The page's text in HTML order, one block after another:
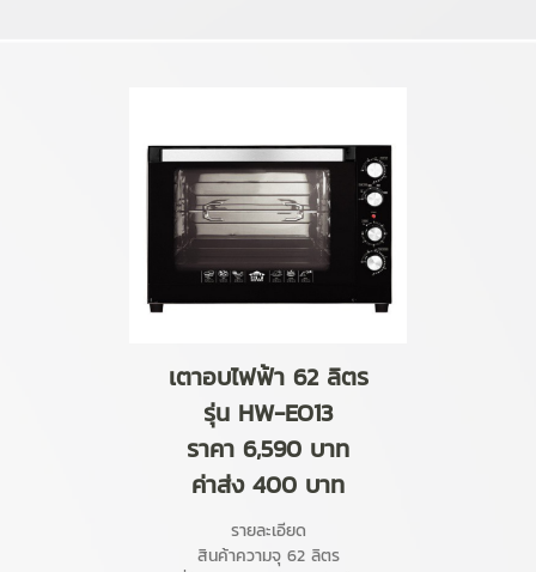
เตาอบไฟฟ้า 62 ลิตร
รุ่น HW-EO13
ราคา 6,590 บาท
ค่าส่ง 400 บาท
รายละเอียด
สินค้าความจุ 62 ลิตร